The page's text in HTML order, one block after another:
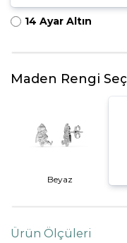
14 Ayar Altın
Maden Rengi Seç
Beyaz
Ürün Ölçüleri